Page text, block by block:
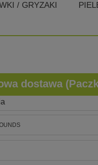
/ GRYZAKI
dostawa